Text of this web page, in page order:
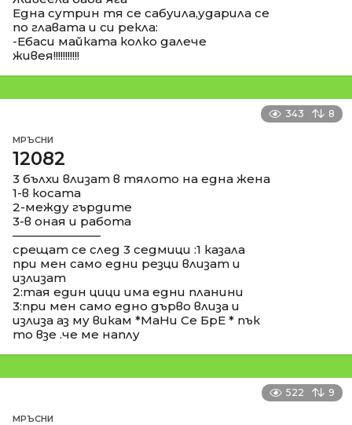
Една сутрин тя се сабуила,ударила се
по главата и си рекла:
-Ебаси майката колко далече
живея!!!!!!!!!!!
343 8
МРЪСНИ
12082
3 бълхи влизат в тялото на една жена
1-в косата
2-между гърдите
3-в оная и работа
––––––––––––––
срещат се след 3 седмици :1 казала
при мен само едни резци влизат и
излизат
2:тая един цици има едни планини
3:при мен само едно дърво влиза и
излиза аз му викам *МаНи Се БрЕ * пък
то взе .че ме наплу
522 9
МРЪСНИ